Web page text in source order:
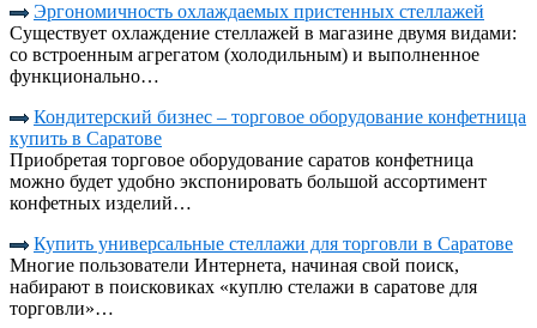
Эргономичность охлаждаемых пристенных стеллажей
Существует охлаждение стеллажей в магазине двумя видами:
со встроенным агрегатом (холодильным) и выполненное
функционально…
Кондитерский бизнес – торговое оборудование конфетница
купить в Саратове
Приобретая торговое оборудование саратов конфетница
можно будет удобно экспонировать большой ассортимент
конфетных изделий…
Купить универсальные стеллажи для торговли в Саратове
Многие пользователи Интернета, начиная свой поиск,
набирают в поисковиках «куплю стелажи в саратове для
торговли»…